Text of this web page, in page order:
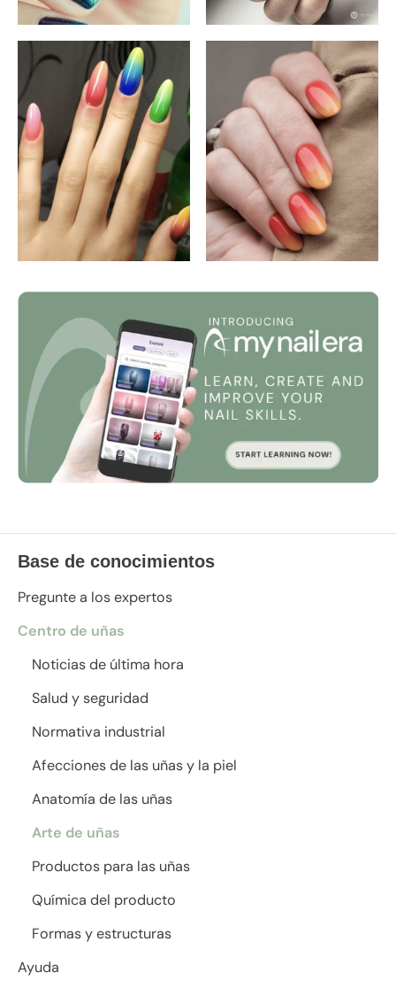
Base de conocimientos
Pregunte a los expertos
Centro de uñas
Noticias de última hora
Salud y seguridad
Normativa industrial
Afecciones de las uñas y la piel
Anatomía de las uñas
Arte de uñas
Productos para las uñas
Química del producto
Formas y estructuras
Ayuda